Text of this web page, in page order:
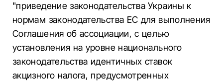
"приведение законодательства Украины к
нормам законодательства ЕС для выполнения
Соглашения об ассоциации, с целью
установления на уровне национального
законодательства идентичных ставок
акцизного налога, предусмотренных